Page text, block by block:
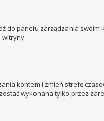
do panelu zarządzania swoim
witryny.
kontem i zmień strefę
wykonana tylko przez